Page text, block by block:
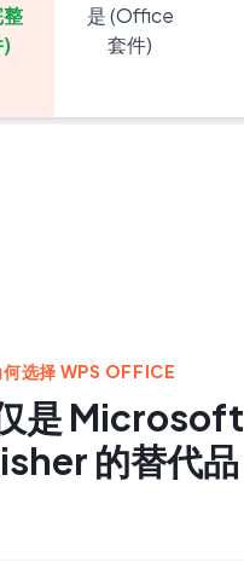
)
是 (Office
套件)
何选择 WPS OFFICE
是 Microsoft
的替代品